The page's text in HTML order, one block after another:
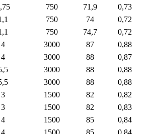
750 71,9
0,73
750 74
0,72
750 74,7
0,72
4 3000 87
0,88
4 3000 88
0,87
3000 88
0,88
3000 88
0,88
3 1500 82
0,82
3 1500 82
0,83
4 1500 85
0,84